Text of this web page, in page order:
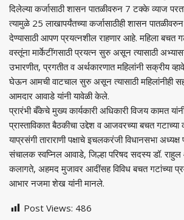
दिलेल्या कर्जासाठी शासन पातळीवरुन 7 टक्के व्याज
त्यामुळे 25 लाखापर्यंतच्या कर्जासाठीही शासन
देण्यासाठी आपण प्रयत्नशील राहणार आहे. महिला बचत
वस्तूंना मार्केटींगसाठी प्रयत्न सुरु असून त्यासाठी
उभारणीत, प्रगतीत व अर्थकारणात महिलांनी सक्रीय
घेऊन आमची वाटचाल सुरु असून त्यासाठी महिलांनीही
आमदार आवाडे यांनी यावेळी केले.
प्रारंभी बँकेचे मुख्य कार्यकारी अधिकारी विजय कामत
प्रास्ताविकात बैठकीचा उद्देश व आजवरच्या बचत गटाच्या
याप्रसंगी ताराराणी पक्षाचे इचलकरंजी विधानसभा
संचालक स्वप्निल आवाडे, जिल्हा परिषद सदस्य डॉ. राहुल
कलागते, अहमद मुजावर आदींसह विविध बचत गटांच्या
आभार नजमा शेख यांनी मानले.
Post Views: 486